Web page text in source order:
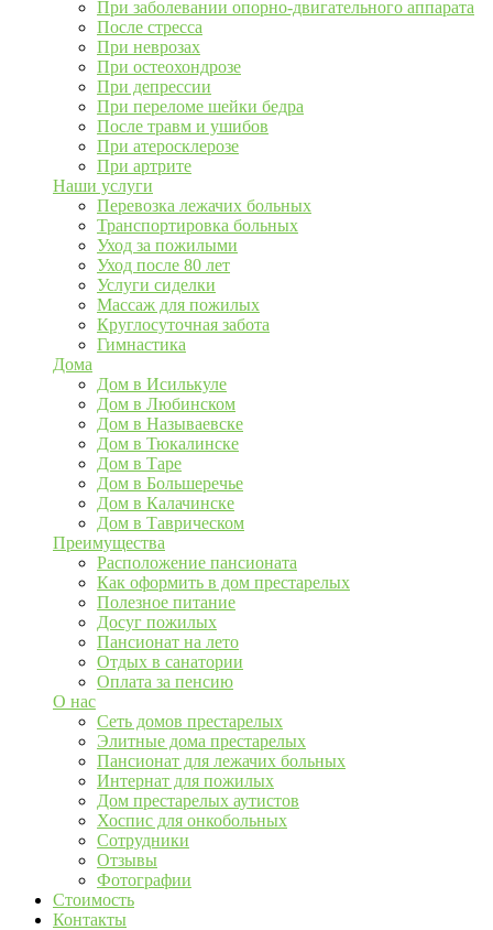
При заболевании опорно-двигательного аппарата
После стресса
При неврозах
При остеохондрозе
При депрессии
При переломе шейки бедра
После травм и ушибов
При атеросклерозе
При артрите
Наши услуги
Перевозка лежачих больных
Транспортировка больных
Уход за пожилыми
Уход после 80 лет
Услуги сиделки
Массаж для пожилых
Круглосуточная забота
Гимнастика
Дома
Дом в Исилькуле
Дом в Любинском
Дом в Называевске
Дом в Тюкалинске
Дом в Таре
Дом в Большеречье
Дом в Калачинске
Дом в Таврическом
Преимущества
Расположение пансионата
Как оформить в дом престарелых
Полезное питание
Досуг пожилых
Пансионат на лето
Отдых в санатории
Оплата за пенсию
О нас
Сеть домов престарелых
Элитные дома престарелых
Пансионат для лежачих больных
Интернат для пожилых
Дом престарелых аутистов
Хоспис для онкобольных
Сотрудники
Отзывы
Фотографии
Стоимость
Контакты